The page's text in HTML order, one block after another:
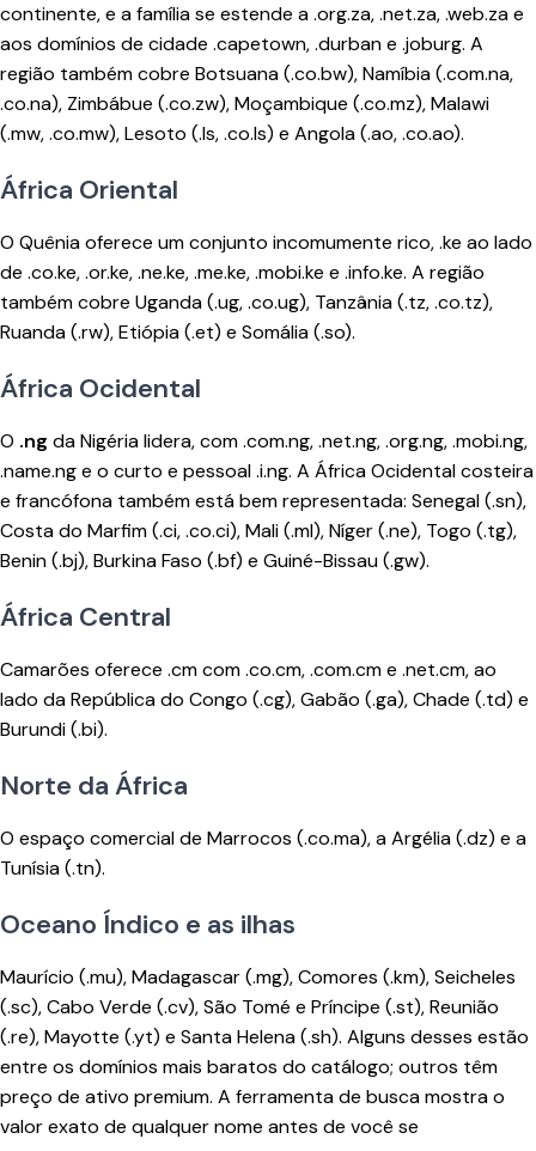
continente, e a família se estende a .org.za, .net.za, .web.za e
aos domínios de cidade .capetown, .durban e .joburg. A
região também cobre Botsuana (.co.bw), Namíbia (.com.na,
.co.na), Zimbábue (.co.zw), Moçambique (.co.mz), Malawi
(.mw, .co.mw), Lesoto (.ls, .co.ls) e Angola (.ao, .co.ao).
África Oriental
O Quênia oferece um conjunto incomumente rico, .ke ao lado
de .co.ke, .or.ke, .ne.ke, .me.ke, .mobi.ke e .info.ke. A região
também cobre Uganda (.ug, .co.ug), Tanzânia (.tz, .co.tz),
Ruanda (.rw), Etiópia (.et) e Somália (.so).
África Ocidental
O .ng da Nigéria lidera, com .com.ng, .net.ng, .org.ng, .mobi.ng,
.name.ng e o curto e pessoal .i.ng. A África Ocidental costeira
e francófona também está bem representada: Senegal (.sn),
Costa do Marfim (.ci, .co.ci), Mali (.ml), Níger (.ne), Togo (.tg),
Benin (.bj), Burkina Faso (.bf) e Guiné-Bissau (.gw).
África Central
Camarões oferece .cm com .co.cm, .com.cm e .net.cm, ao
lado da República do Congo (.cg), Gabão (.ga), Chade (.td) e
Burundi (.bi).
Norte da África
O espaço comercial de Marrocos (.co.ma), a Argélia (.dz) e a
Tunísia (.tn).
Oceano Índico e as ilhas
Maurício (.mu), Madagascar (.mg), Comores (.km), Seicheles
(.sc), Cabo Verde (.cv), São Tomé e Príncipe (.st), Reunião
(.re), Mayotte (.yt) e Santa Helena (.sh). Alguns desses estão
entre os domínios mais baratos do catálogo; outros têm
preço de ativo premium. A ferramenta de busca mostra o
valor exato de qualquer nome antes de você se